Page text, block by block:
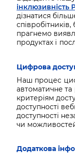
інклюзивність
дізнатися
прагнемо
продуктах і
Цифрова
Наш процес
автоматичне та
критеріям
доступності
доступності
чи
Додаткова